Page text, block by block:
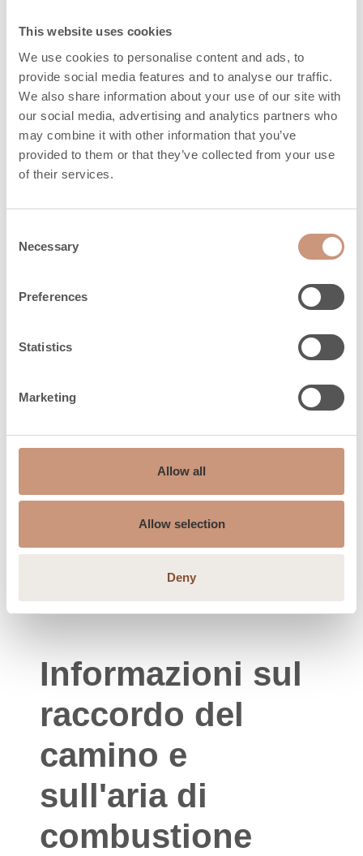
This website uses cookies
We use cookies to personalise content and ads, to
provide social media features and to analyse our traffic.
We also share information about your use of our site with
our social media, advertising and analytics partners who
may combine it with other information that you’ve
provided to them or that they’ve collected from your use
of their services.
Selection
Necessary
Preferences
Statistics
Marketing
Allow all
Allow selection
Deny
Quantità massima di
legna, kg
Emissione di calore (h)
100%
3,3
Emissione di calore (h)
50%
16
Emissione di calore (h)
Distanza di
sicurezza
Distanza di sicurezza,
Distanza di sicurezza,
Distanza di sicurezza,
Informazioni sul
raccordo del
camino e
sull'aria di
combustione